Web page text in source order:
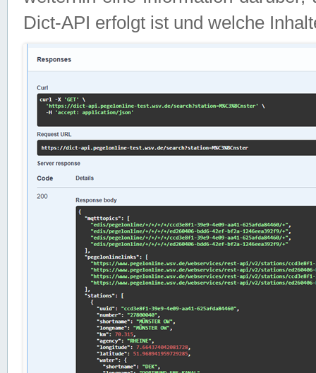
Dict-API erfolgt ist und welche